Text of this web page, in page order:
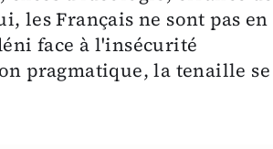
les Français ne sont pas en
face à l'insécurité
pragmatique, la tenaille se